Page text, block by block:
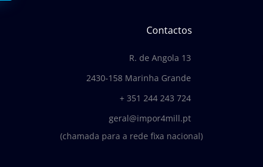
Contactos
R. de Angola 13
2430-158 Marinha Grande
+ 351 244 243 724
geral@impor4mill.pt
(chamada para a rede fixa nacional)